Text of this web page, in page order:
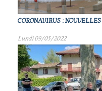
CORONAVIRUS :
Lundi 09/05/2022